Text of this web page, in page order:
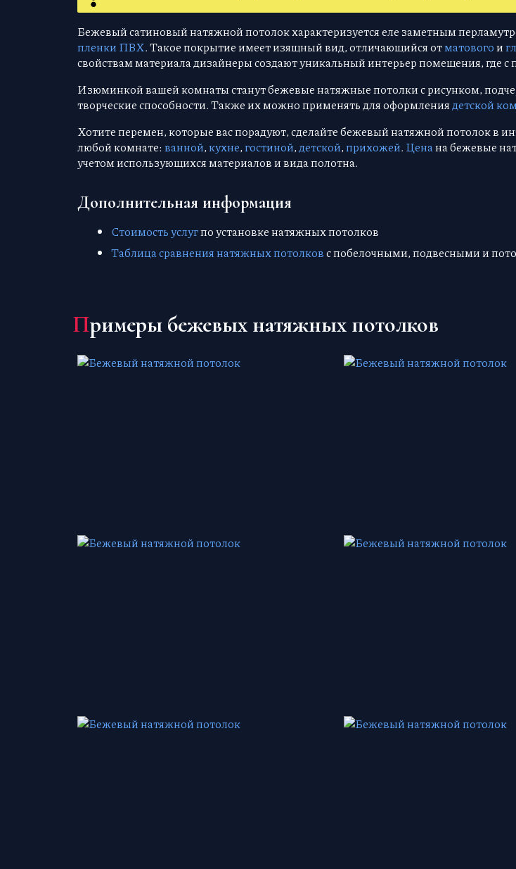
Бежевый сатиновый натяжной потолок характеризуется еле заметным
пленки ПВХ. Такое покрытие имеет изящный вид, отличающийся отматовогои
свойствам материала дизайнеры создают уникальный интерьер помещения, где с
Изюминкой вашей комнаты станут бежевые натяжные потолки с рисунком,
творческие способности. Также их можно применять для оформлениядетской
Хотите перемен, которые вас порадуют, сделайте бежевый натяжной потолок в
любой комнате:ванной,кухне,гостиной,детской,прихожей. Ценана бежевые
учетом использующихся материалов и вида полотна.
Дополнительная информация
Стоимость услугпо установке натяжных потолков
Таблица сравнения натяжных потолковс побелочными, подвесными и
Примеры бежевых натяжных потолков